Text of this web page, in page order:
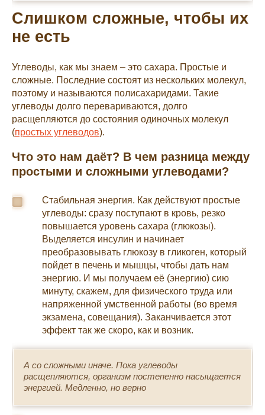
Слишком сложные, чтобы их
не есть
Углеводы, как мы знаем – это сахара. Простые и
сложные. Последние состоят из нескольких молекул,
поэтому и называются полисахаридами. Такие
углеводы долго перевариваются, долго
расщепляются до состояния одиночных молекул
(простых углеводов).
Что это нам даёт? В чем разница между
простыми и сложными углеводами?
Стабильная энергия. Как действуют простые
углеводы: сразу поступают в кровь, резко
повышается уровень сахара (глюкозы).
Выделяется инсулин и начинает
преобразовывать глюкозу в гликоген, который
пойдет в печень и мышцы, чтобы дать нам
энергию. И мы получаем её (энергию) сию
минуту, скажем, для физического труда или
напряженной умственной работы (во время
экзамена, совещания). Заканчивается этот
эффект так же скоро, как и возник.
А со сложными иначе. Пока углеводы
расщепляются, организм постепенно насыщается
энергией. Медленно, но верно